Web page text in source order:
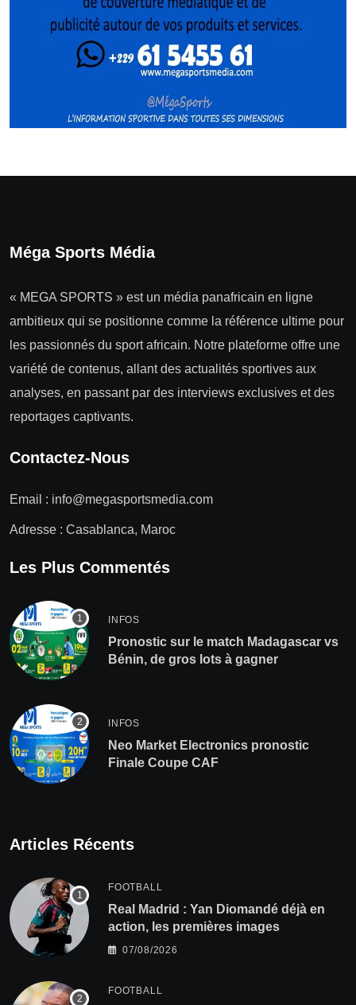
Méga Sports Média
« MEGA SPORTS » est un média panafricain en ligne
ambitieux qui se positionne comme la référence ultime pour
les passionnés du sport africain. Notre plateforme offre une
variété de contenus, allant des actualités sportives aux
analyses, en passant par des interviews exclusives et des
reportages captivants.
Contactez-Nous
Email : info@megasportsmedia.com
Adresse : Casablanca, Maroc
Les Plus Commentés
INFOS
Pronostic sur le match Madagascar vs
Bénin, de gros lots à gagner
INFOS
Neo Market Electronics pronostic
Finale Coupe CAF
Articles Récents
FOOTBALL
Real Madrid : Yan Diomandé déjà en
action, les premières images
07/08/2026
FOOTBALL